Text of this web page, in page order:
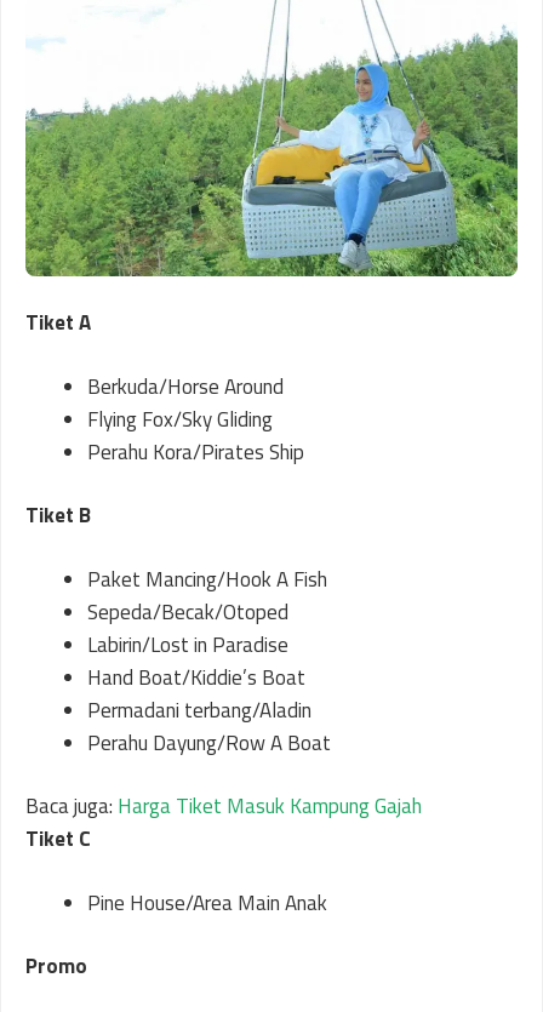
Tiket A
Berkuda/Horse Around
Flying Fox/Sky Gliding
Perahu Kora/Pirates Ship
Tiket B
Paket Mancing/Hook A Fish
Sepeda/Becak/Otoped
Labirin/Lost in Paradise
Hand Boat/Kiddie’s Boat
Permadani terbang/Aladin
Perahu Dayung/Row A Boat
Baca juga: Harga Tiket Masuk Kampung Gajah
Tiket C
Pine House/Area Main Anak
Promo